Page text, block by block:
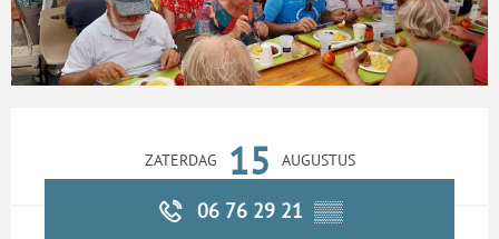
ZATERDAG 15 AUGUSTUS
06 76 29 21 ▒▒